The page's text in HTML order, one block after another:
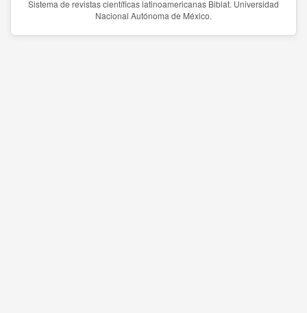
Sistema de revistas científicas latinoamericanas Biblat. Universidad
Nacional Autónoma de México.